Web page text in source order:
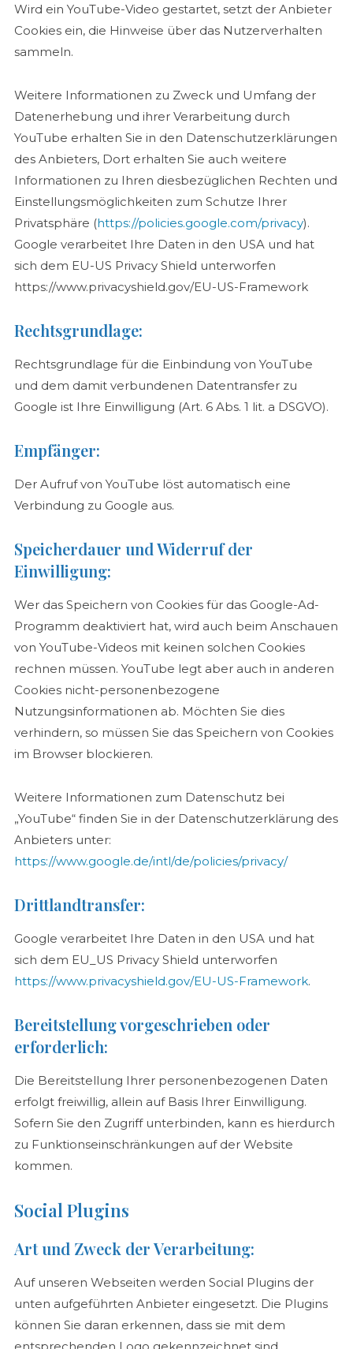
Wird ein YouTube-Video gestartet, setzt der Anbieter
Cookies ein, die Hinweise über das Nutzerverhalten
sammeln.
Weitere Informationen zu Zweck und Umfang der
Datenerhebung und ihrer Verarbeitung durch
YouTube erhalten Sie in den Datenschutzerklärungen
des Anbieters, Dort erhalten Sie auch weitere
Informationen zu Ihren diesbezüglichen Rechten und
Einstellungsmöglichkeiten zum Schutze Ihrer
Privatsphäre (https://policies.google.com/privacy).
Google verarbeitet Ihre Daten in den USA und hat
sich dem EU-US Privacy Shield unterworfen
https://www.privacyshield.gov/EU-US-Framework
Rechtsgrundlage:
Rechtsgrundlage für die Einbindung von YouTube
und dem damit verbundenen Datentransfer zu
Google ist Ihre Einwilligung (Art. 6 Abs. 1 lit. a DSGVO).
Empfänger:
Der Aufruf von YouTube löst automatisch eine
Verbindung zu Google aus.
Speicherdauer und Widerruf der
Einwilligung:
Wer das Speichern von Cookies für das Google-Ad-
Programm deaktiviert hat, wird auch beim Anschauen
von YouTube-Videos mit keinen solchen Cookies
rechnen müssen. YouTube legt aber auch in anderen
Cookies nicht-personenbezogene
Nutzungsinformationen ab. Möchten Sie dies
verhindern, so müssen Sie das Speichern von Cookies
im Browser blockieren.
Weitere Informationen zum Datenschutz bei
„YouTube“ finden Sie in der Datenschutzerklärung des
Anbieters unter:
https://www.google.de/intl/de/policies/privacy/
Drittlandtransfer:
Google verarbeitet Ihre Daten in den USA und hat
sich dem EU_US Privacy Shield unterworfen
https://www.privacyshield.gov/EU-US-Framework.
Bereitstellung vorgeschrieben oder
erforderlich:
Die Bereitstellung Ihrer personenbezogenen Daten
erfolgt freiwillig, allein auf Basis Ihrer Einwilligung.
Sofern Sie den Zugriff unterbinden, kann es hierdurch
zu Funktionseinschränkungen auf der Website
kommen.
Social Plugins
Art und Zweck der Verarbeitung:
Auf unseren Webseiten werden Social Plugins der
unten aufgeführten Anbieter eingesetzt. Die Plugins
können Sie daran erkennen, dass sie mit dem
entsprechenden Logo gekennzeichnet sind.